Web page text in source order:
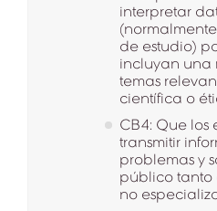
interpretar
de estudio)
incluyan una
temas
científica o
CB4: Que los
transmitir
problemas y
público tanto
no